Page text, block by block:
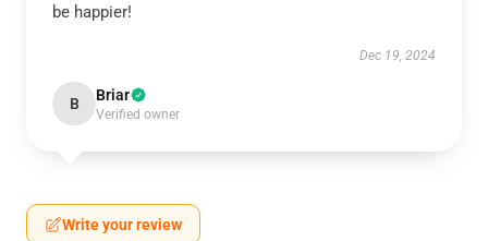
be happier!
Dec 19, 2024
B Briar
Verified owner
Write your review